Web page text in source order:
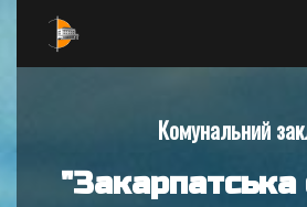
Комунальний
"Закарпатська